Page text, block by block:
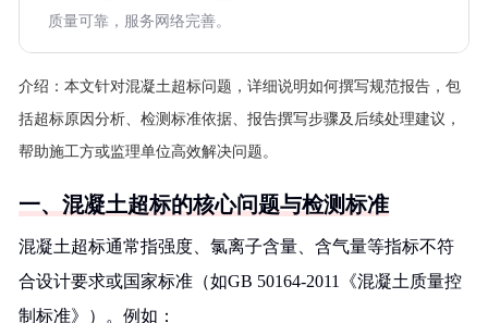
质量可靠，服务网络完善。
介绍： 本文针对混凝土超标问题，详细说明如何撰写规范报告，包
括超标原因分析、检测标准依据、报告撰写步骤及后续处理建议，
帮助施工方或监理单位高效解决问题。
一、混凝土超标的核心问题与检测标准
混凝土超标通常指强度、氯离子含量、含气量等指标不符
合设计要求或国家标准（如GB 50164-2011《混凝土质量控
制标准》）。例如：